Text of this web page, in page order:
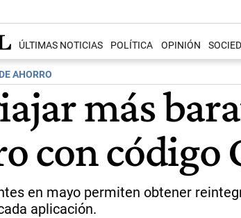
ÚLTIMAS NOTICIAS POLÍTICA OPINIÓN
AHORRO
más
con código
en mayo permiten obtener
aplicación.